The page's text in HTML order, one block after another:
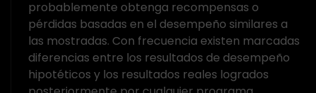
probablemente obtenga recompensas o
pérdidas basadas en el desempeño similares a
las mostradas. Con frecuencia existen marcadas
diferencias entre los resultados de desempeño
hipotéticos y los resultados reales logrados